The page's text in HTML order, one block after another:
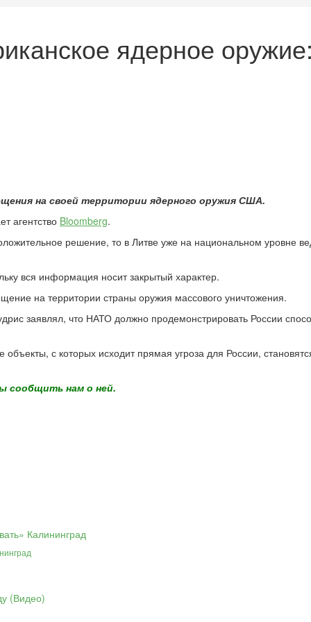
ядерное
на своей территории ядерного оружия США.
агентство Bloomberg.
решение, то в Литве уже на национальном уровне
вся информация носит закрытый характер.
на территории страны оружия массового уничтожения.
заявлял, что НАТО должно продемонстрировать России
с которых исходит прямая угроза для России,
сообщить нам о ней.